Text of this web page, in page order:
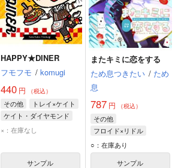
HAPPY★DINER
フモフモ / komugi
440 円 （税込）
その他
トレイ×ケイト
ケイト・ダイヤモンド
トレイ・クローバー
×：在庫なし
サンプル
またキミに恋をする
ため息つきたい / ため
息
787円 （税込）
その他
フロイド×リドル
リドル・ローズハート
フロイド・リーチ
○：在庫あり
サンプル